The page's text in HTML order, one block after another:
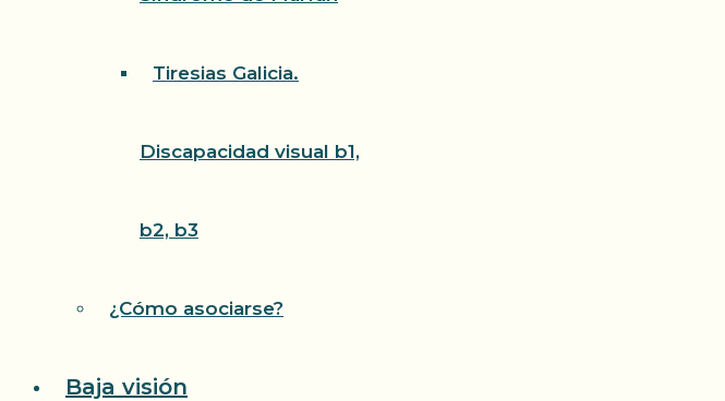
Tiresias Galicia.
Discapacidad visual b1,
b2, b3
¿Cómo asociarse?
Baja visión